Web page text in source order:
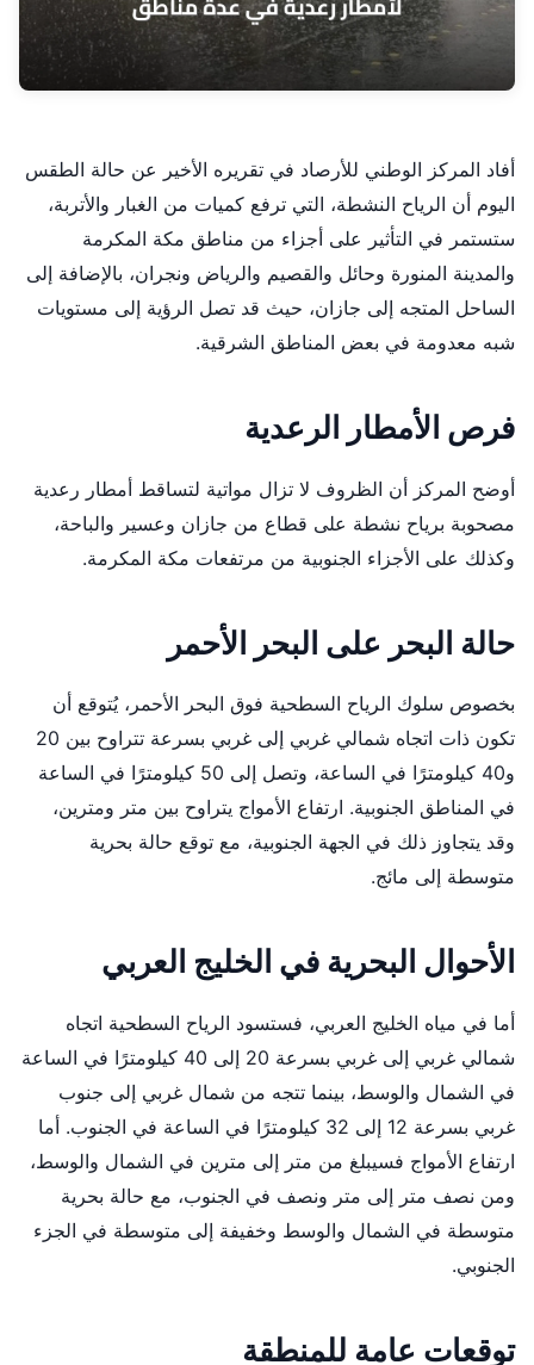
أفاد المركز الوطني للأرصاد في تقريره الأخير عن حالة الطقس
اليوم أن الرياح النشطة، التي ترفع كميات من الغبار والأتربة،
ستستمر في التأثير على أجزاء من مناطق مكة المكرمة
والمدينة المنورة وحائل والقصيم والرياض ونجران، بالإضافة إلى
الساحل المتجه إلى جازان، حيث قد تصل الرؤية إلى مستويات
شبه معدومة في بعض المناطق الشرقية.
فرص الأمطار الرعدية
أوضح المركز أن الظروف لا تزال مواتية لتساقط أمطار رعدية
مصحوبة برياح نشطة على قطاع من جازان وعسير والباحة،
وكذلك على الأجزاء الجنوبية من مرتفعات مكة المكرمة.
حالة البحر على البحر الأحمر
بخصوص سلوك الرياح السطحية فوق البحر الأحمر، يُتوقع أن
تكون ذات اتجاه شمالي غربي إلى غربي بسرعة تتراوح بين 20
و40 كيلومترًا في الساعة، وتصل إلى 50 كيلومترًا في الساعة
في المناطق الجنوبية. ارتفاع الأمواج يتراوح بين متر ومترين،
وقد يتجاوز ذلك في الجهة الجنوبية، مع توقع حالة بحرية
متوسطة إلى مائج.
الأحوال البحرية في الخليج العربي
أما في مياه الخليج العربي، فستسود الرياح السطحية اتجاه
شمالي غربي إلى غربي بسرعة 20 إلى 40 كيلومترًا في الساعة
في الشمال والوسط، بينما تتجه من شمال غربي إلى جنوب
غربي بسرعة 12 إلى 32 كيلومترًا في الساعة في الجنوب. أما
ارتفاع الأمواج فسيبلغ من متر إلى مترين في الشمال والوسط،
ومن نصف متر إلى متر ونصف في الجنوب، مع حالة بحرية
متوسطة في الشمال والوسط وخفيفة إلى متوسطة في الجزء
الجنوبي.
توقعات عامة للمنطقة